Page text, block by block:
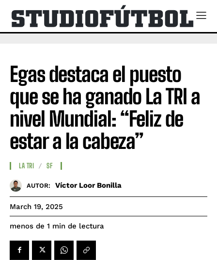
Egas destaca el puesto
que se ha ganado La TRI a
nivel Mundial: “Feliz de
estar a la cabeza”
LA TRI SF
AUTOR: Víctor Loor Bonilla
March 19, 2025
menos de 1 min de lectura